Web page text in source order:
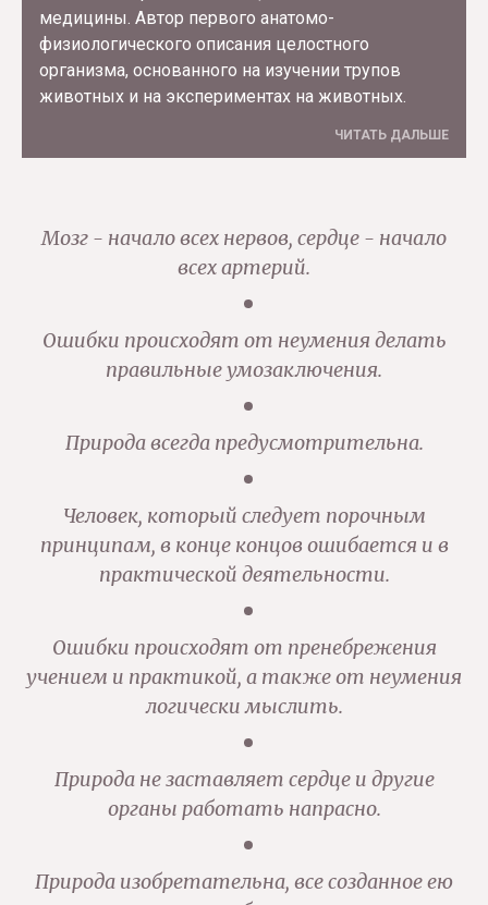
медицины. Автор первого анатомо-
физиологического описания целостного
организма, основанного на изучении трупов
животных и на экспериментах на животных.
ЧИТАТЬ ДАЛЬШЕ
Мозг - начало всех нервов, сердце - начало
всех артерий.
Ошибки происходят от неумения делать
правильные умозаключения.
Природа всегда предусмотрительна.
Человек, который следует порочным
принципам, в конце концов ошибается и в
практической деятельности.
Ошибки происходят от пренебрежения
учением и практикой, а также от неумения
логически мыслить.
Природа не заставляет сердце и другие
органы работать напрасно.
Природа изобретательна, все созданное ею